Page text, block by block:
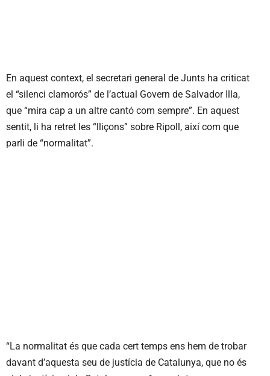
En aquest context, el secretari general de Junts ha criticat
el “silenci clamorós” de l’actual Govern de Salvador Illa,
que “mira cap a un altre cantó com sempre”. En aquest
sentit, li ha retret les “lliçons” sobre Ripoll, així com que
parli de “normalitat”.
“La normalitat és que cada cert temps ens hem de trobar
davant d’aquesta seu de justícia de Catalunya, que no és